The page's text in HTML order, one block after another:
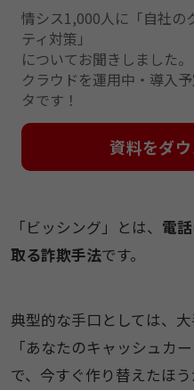
情シス1,000人に「自社の
ティ対策」
についてお聞きしました。
クラウドを運用中・導入
タです！
資料をダ
「ビッシング」とは、 電
取る詐欺手法です。
典型的な手口としては、
「あなたのキャッシュカ
で、今すぐ作り替えたほ